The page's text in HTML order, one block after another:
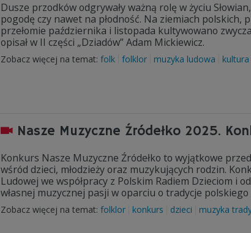
Dusze przodków odgrywały ważną rolę w życiu
pogodę czy nawet na płodność. Na ziemiach
przełomie października i listopada kultywowano
opisał w II części „Dziadów” Adam Mickiewicz.
Zobacz więcej na temat: folk folklor muzyka ludowa
Nasze Muzyczne Źródełko 2025.
Konkurs Nasze Muzyczne Źródełko to wyjątkowe
wśród dzieci, młodzieży oraz muzykujących rodzin.
Ludowej we współpracy z Polskim Radiem Dzieciom i
własnej muzycznej pasji w oparciu o tradycje
Zobacz więcej na temat: folklor konkurs dzieci muzyka